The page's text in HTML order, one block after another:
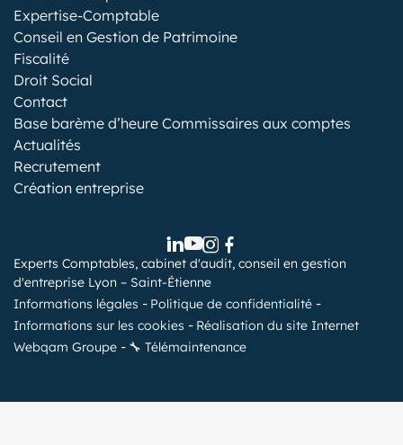
Expertise-Comptable
Conseil en Gestion de Patrimoine
Fiscalité
Droit Social
Contact
Base barème d’heure Commissaires aux comptes
Actualités
Recrutement
Création entreprise
Experts Comptables, cabinet d'audit, conseil en gestion
d'entreprise Lyon – Saint-Étienne
Informations légales
Politique de confidentialité
Informations sur les cookies
Réalisation du site Internet
Webqam Groupe
🔧 Télémaintenance